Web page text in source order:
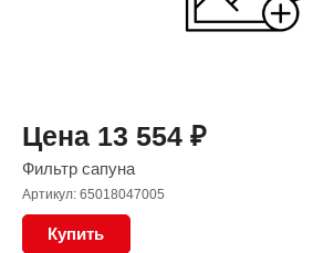
Цена 13 554 ₽
Фильтр сапуна
Артикул: 65018047005
Купить